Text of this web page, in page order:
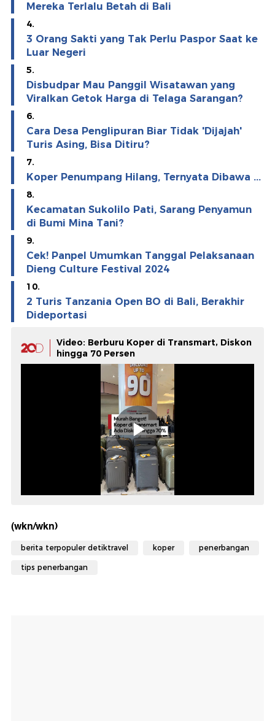
Mereka Terlalu Betah di Bali
4.
3 Orang Sakti yang Tak Perlu Paspor Saat ke
Luar Negeri
5.
Disbudpar Mau Panggil Wisatawan yang
Viralkan Getok Harga di Telaga Sarangan?
6.
Cara Desa Penglipuran Biar Tidak 'Dijajah'
Turis Asing, Bisa Ditiru?
7.
Koper Penumpang Hilang, Ternyata Dibawa ...
8.
Kecamatan Sukolilo Pati, Sarang Penyamun
di Bumi Mina Tani?
9.
Cek! Panpel Umumkan Tanggal Pelaksanaan
Dieng Culture Festival 2024
10.
2 Turis Tanzania Open BO di Bali, Berakhir
Dideportasi
Video: Berburu Koper di Transmart, Diskon
hingga 70 Persen
(wkn/wkn)
berita terpopuler detiktravel koper penerbangan
tips penerbangan